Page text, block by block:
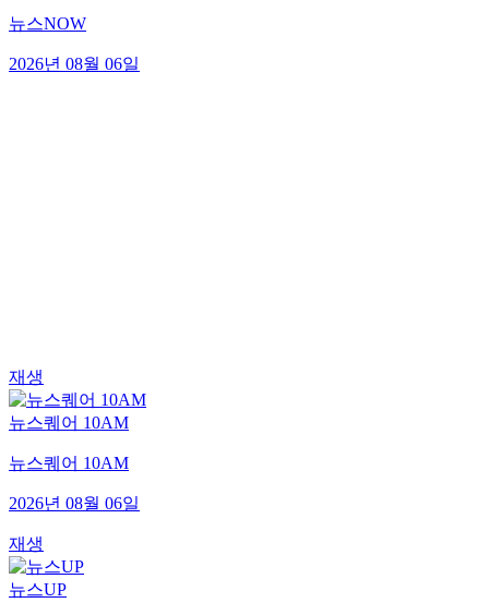
뉴스NOW
2026년 08월 06일
재생
뉴스퀘어 10AM
뉴스퀘어 10AM
2026년 08월 06일
재생
뉴스UP